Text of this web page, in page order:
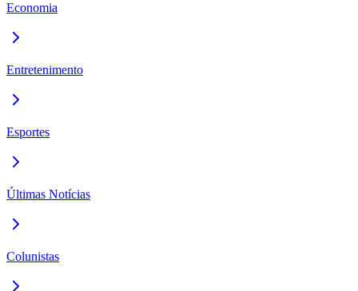
Economia
Entretenimento
Esportes
Últimas Notícias
Colunistas